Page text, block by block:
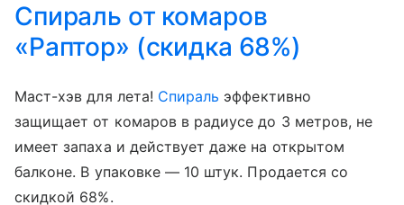
Спираль от комаров
«Раптор» (скидка 68%)
Маст-хэв для лета! Спираль эффективно
защищает от комаров в радиусе до 3 метров, не
имеет запаха и действует даже на открытом
балконе. В упаковке — 10 штук. Продается со
скидкой 68%.